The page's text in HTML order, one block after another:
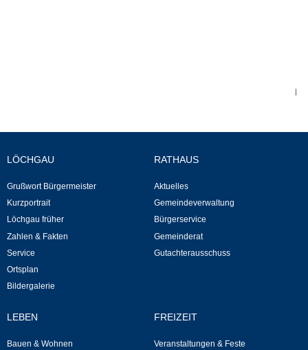
Rund um den Wein
Schlepper / Traktor
Rathaus
Aktuelles
|
LÖCHGAU
Grußwort Bürgermeister
Kurzportrait
Löchgau früher
Zahlen & Fakten
Service
Ortsplan
Bildergalerie
RATHAUS
Aktuelles
Gemeindeverwaltung
Bürgerservice
Gemeinderat
Gutachterausschuss
LEBEN
Bauen & Wohnen
FREIZEIT
Veranstaltungen & Feste